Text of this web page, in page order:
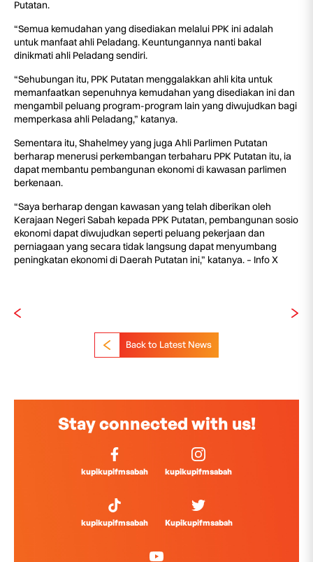
Putatan.
“Semua kemudahan yang disediakan melalui PPK ini adalah
untuk manfaat ahli Peladang. Keuntungannya nanti bakal
dinikmati ahli Peladang sendiri.
“Sehubungan itu, PPK Putatan menggalakkan ahli kita untuk
memanfaatkan sepenuhnya kemudahan yang disediakan ini dan
mengambil peluang program-program lain yang diwujudkan bagi
memperkasa ahli Peladang,” katanya.
Sementara itu, Shahelmey yang juga Ahli Parlimen Putatan
berharap menerusi perkembangan terbaharu PPK Putatan itu, ia
dapat membantu pembangunan ekonomi di kawasan parlimen
berkenaan.
“Saya berharap dengan kawasan yang telah diberikan oleh
Kerajaan Negeri Sabah kepada PPK Putatan, pembangunan sosio
ekonomi dapat diwujudkan seperti peluang pekerjaan dan
perniagaan yang secara tidak langsung dapat menyumbang
peningkatan ekonomi di Daerah Putatan ini,” katanya. – Info X
Back to Latest News
Stay connected with us!
kupikupifmsabah kupikupifmsabah
kupikupifmsabah Kupikupifmsabah